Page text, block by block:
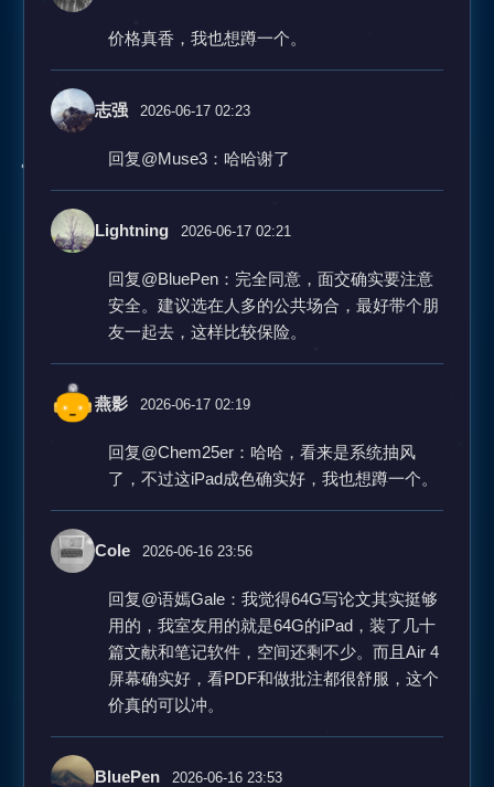
价格真香，我也想蹲一个。
志强 2026-06-17 02:23
回复@Muse3：哈哈谢了
Lightning 2026-06-17 02:21
回复@BluePen：完全同意，面交确实要注意
安全。建议选在人多的公共场合，最好带个朋
友一起去，这样比较保险。
燕影 2026-06-17 02:19
回复@Chem25er：哈哈，看来是系统抽风
了，不过这iPad成色确实好，我也想蹲一个。
Cole 2026-06-16 23:56
回复@语嫣Gale：我觉得64G写论文其实挺够
用的，我室友用的就是64G的iPad，装了几十
篇文献和笔记软件，空间还剩不少。而且Air 4
屏幕确实好，看PDF和做批注都很舒服，这个
价真的可以冲。
BluePen 2026-06-16 23:53